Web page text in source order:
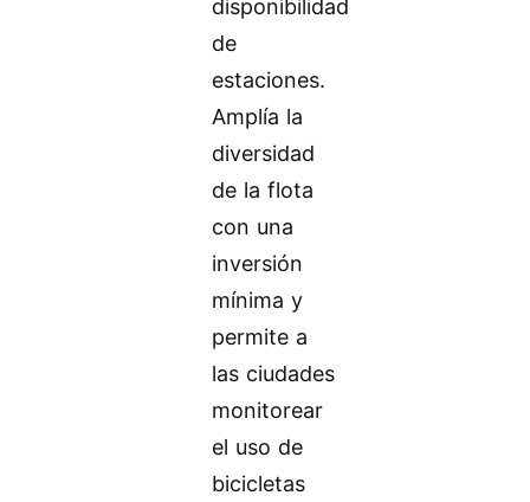
disponibilidad
de
estaciones.
Amplía la
diversidad
de la flota
con una
inversión
mínima y
permite a
las ciudades
monitorear
el uso de
bicicletas